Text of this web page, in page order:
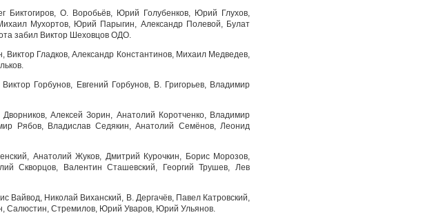
О. Воробьёв, Юрий Голубенков, Юрий Глухов,
Мухортов, Юрий Парыгин, Александр Полевой, Булат
забил Виктор Шеховцов ОДО.
Гладков, Александр Константинов, Михаил Медведев,
Горбунов, Евгений Горбунов, В. Григорьев, Владимир
Алексей Зорин, Анатолий Коротченко, Владимир
Рябов, Владислав Седякин, Анатолий Семёнов, Леонид
Анатолий Жуков, Дмитрий Курочкин, Борис Морозов,
Скворцов, Валентин Сташевский, Георгий Трушев, Лев
Николай Виханский, В. Дергачёв, Павел Катровский,
Салюстин, Стремилов, Юрий Уваров, Юрий Ульянов.